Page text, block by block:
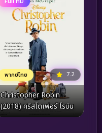
พากย์ไทย 7.2
Christopher Robin
(2018) คริสโตเฟอร์ โรบิน